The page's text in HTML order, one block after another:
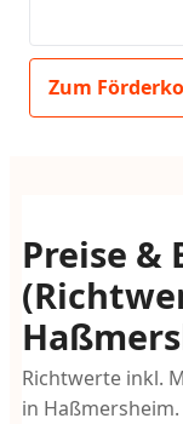
Zum
Preise &
Richtwerte inkl.
in Haßmersheim.